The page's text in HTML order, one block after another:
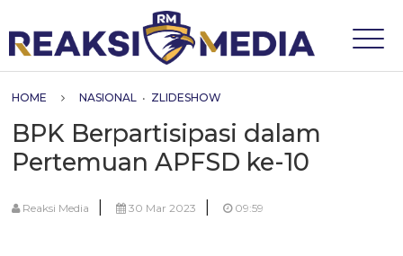
HOME NASIONAL • ZLIDESHOW
BPK Berpartisipasi dalam
Pertemuan APFSD ke-10
Reaksi Media | 30 Mar 2023 | 09:59